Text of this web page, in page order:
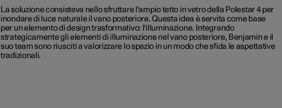
La soluzione consisteva nello sfruttare l'ampio tetto in vetro della Polestar 4 per
inondare di luce naturale il vano posteriore. Questa idea è servita come base
per un elemento di design trasformativo: l'illuminazione. Integrando
strategicamente gli elementi di illuminazione nel vano posteriore, Benjamin e il
suo team sono riusciti a valorizzare lo spazio in un modo che sfida le aspettative
tradizionali.